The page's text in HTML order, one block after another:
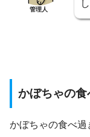
管理人
かぼちゃの
かぼちゃの食べ過